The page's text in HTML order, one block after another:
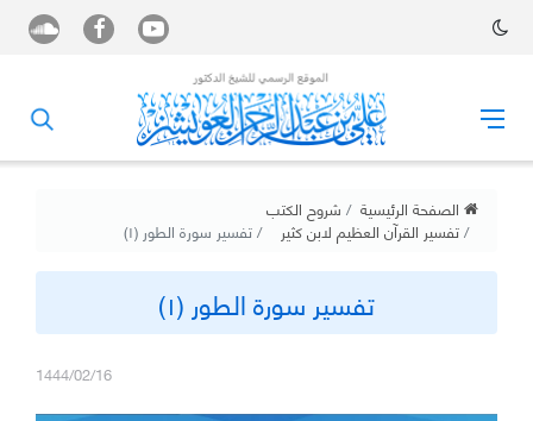
الصفحة الرئيسية شروح الكتب
تفسير القرآن العظيم لابن كثير تفسير سورة الطور (١)
تفسير سورة الطور (١)
1444/02/16